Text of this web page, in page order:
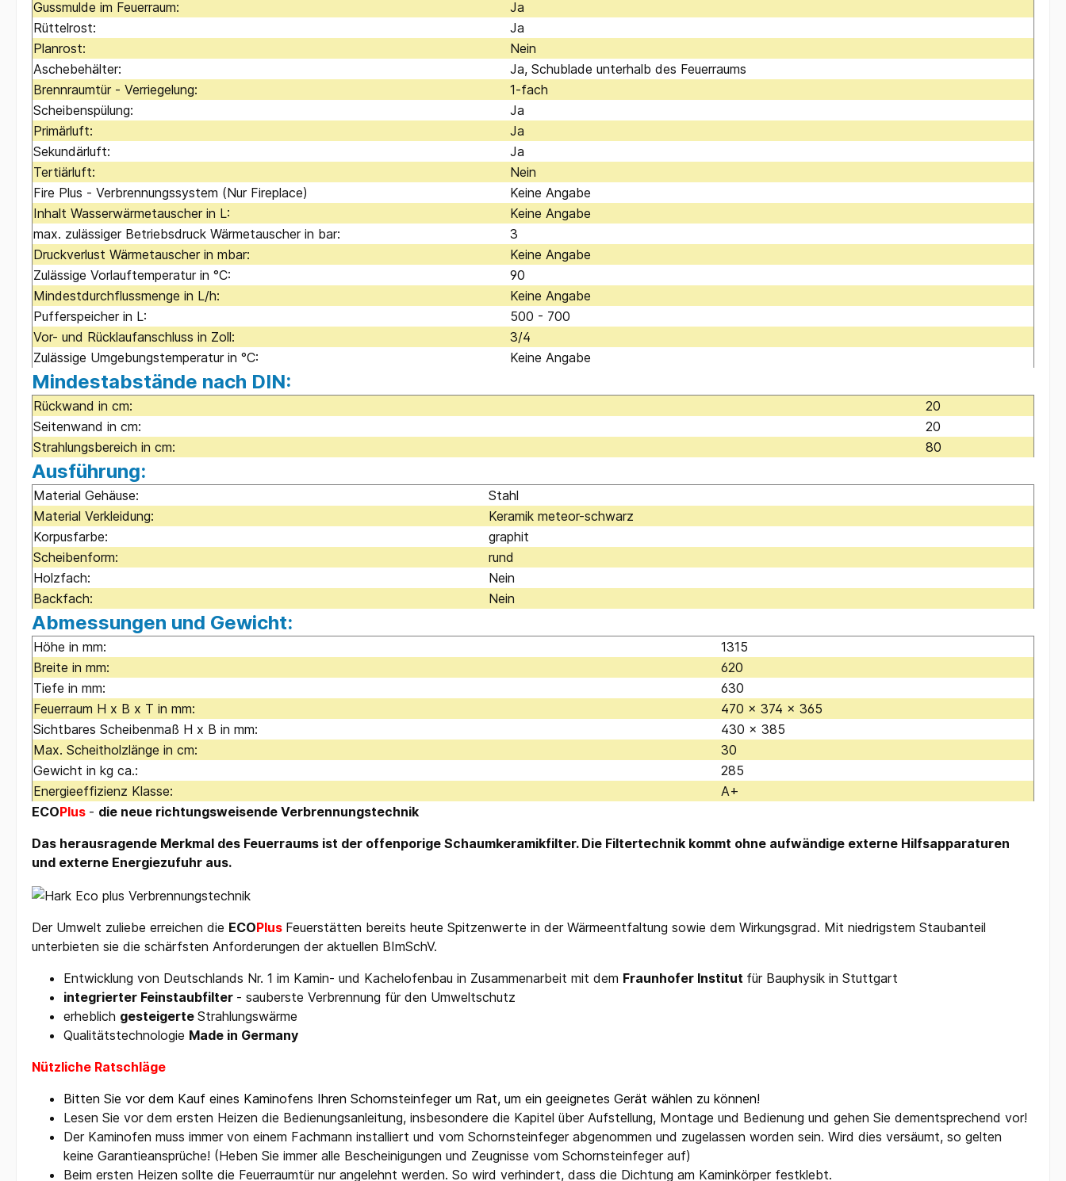
Gussmulde im Feuerraum:
Ja
Rüttelrost:
Ja
Planrost:
Nein
Aschebehälter:
Ja, Schublade unterhalb des Feuerraums
Brennraumtür - Verriegelung:
1-fach
Scheibenspülung:
Ja
Primärluft:
Ja
Sekundärluft:
Ja
Tertiärluft:
Nein
Fire Plus - Verbrennungssystem (Nur Fireplace)
Keine Angabe
Inhalt Wasserwärmetauscher in L:
Keine Angabe
max. zulässiger Betriebsdruck Wärmetauscher in bar:
3
Druckverlust Wärmetauscher in mbar:
Keine Angabe
Zulässige Vorlauftemperatur in °C:
90
Mindestdurchflussmenge in L/h:
Keine Angabe
Pufferspeicher in L:
500 - 700
Vor- und Rücklaufanschluss in Zoll:
3/4
Zulässige Umgebungstemperatur in °C:
Keine Angabe
Mindestabstände nach DIN:
Rückwand in cm:
20
Seitenwand in cm:
20
Strahlungsbereich in cm:
80
Ausführung:
Material Gehäuse:
Stahl
Material Verkleidung:
Keramik meteor-schwarz
Korpusfarbe:
graphit
Scheibenform:
rund
Holzfach:
Nein
Backfach:
Nein
Abmessungen und Gewicht:
Höhe in mm:
1315
Breite in mm:
620
Tiefe in mm:
630
Feuerraum H x B x T in mm:
470 x 374 x 365
Sichtbares Scheibenmaß H x B in mm:
430 x 385
Max. Scheitholzlänge in cm:
30
Gewicht in kg ca.:
285
Energieeffizienz Klasse:
A+
ECOPlus - die neue richtungsweisende Verbrennungstechnik
Das herausragende Merkmal des Feuerraums ist der offenporige Schaumkeramikfilter. Die Filtertechnik kommt ohne aufwändige externe Hilfsapparaturen
und externe Energiezufuhr aus.
Der Umwelt zuliebe erreichen die ECOPlus Feuerstätten bereits heute Spitzenwerte in der Wärmeentfaltung sowie dem Wirkungsgrad. Mit niedrigstem Staubanteil
unterbieten sie die schärfsten Anforderungen der aktuellen BImSchV.
Entwicklung von Deutschlands Nr. 1 im Kamin- und Kachelofenbau in Zusammenarbeit mit dem Fraunhofer Institut für Bauphysik in Stuttgart
integrierter Feinstaubfilter - sauberste Verbrennung für den Umweltschutz
erheblich gesteigerte Strahlungswärme
Qualitätstechnologie Made in Germany
Nützliche Ratschläge
Bitten Sie vor dem Kauf eines Kaminofens Ihren Schornsteinfeger um Rat, um ein geeignetes Gerät wählen zu können!
Lesen Sie vor dem ersten Heizen die Bedienungsanleitung, insbesondere die Kapitel über Aufstellung, Montage und Bedienung und gehen Sie dementsprechend vor!
Der Kaminofen muss immer von einem Fachmann installiert und vom Schornsteinfeger abgenommen und zugelassen worden sein. Wird dies versäumt, so gelten
keine Garantieansprüche! (Heben Sie immer alle Bescheinigungen und Zeugnisse vom Schornsteinfeger auf)
Beim ersten Heizen sollte die Feuerraumtür nur angelehnt werden. So wird verhindert, dass die Dichtung am Kaminkörper festklebt.